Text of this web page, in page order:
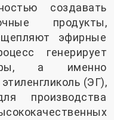
создавать
продукты,
эфирные
генерирует
а именно
(ЭГ),
производства